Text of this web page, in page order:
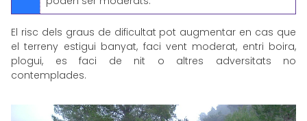
El risc dels graus de dificultat pot augmentar en cas que
el terreny estigui banyat, faci vent moderat, entri boira,
plogui, es faci de nit o altres adversitats no
contemplades.